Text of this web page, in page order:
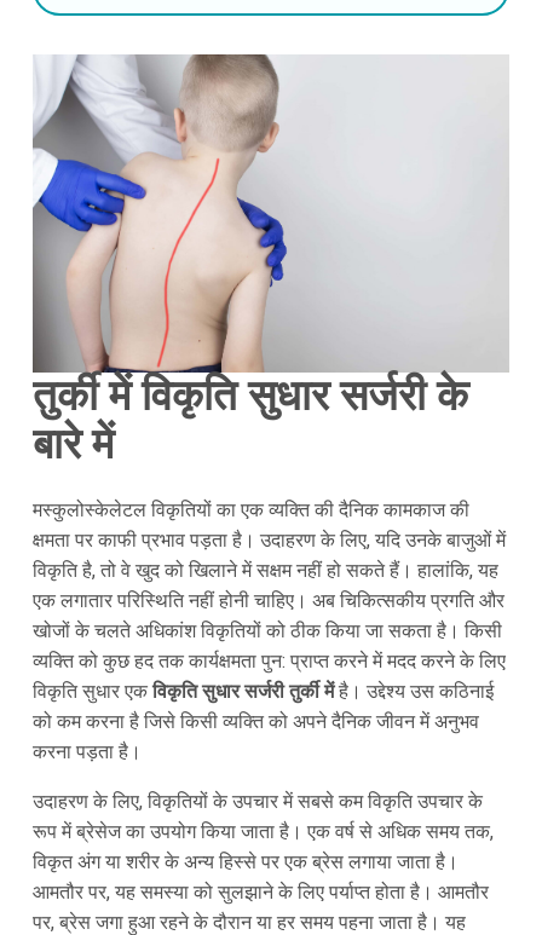
तुर्की में विकृति सुधार सर्जरी के
बारे में
मस्कुलोस्केलेटल विकृतियों का एक व्यक्ति की दैनिक कामकाज की
क्षमता पर काफी प्रभाव पड़ता है। उदाहरण के लिए, यदि उनके बाजुओं में
विकृति है, तो वे खुद को खिलाने में सक्षम नहीं हो सकते हैं। हालांकि, यह
एक लगातार परिस्थिति नहीं होनी चाहिए। अब चिकित्सकीय प्रगति और
खोजों के चलते अधिकांश विकृतियों को ठीक किया जा सकता है। किसी
व्यक्ति को कुछ हद तक कार्यक्षमता पुन: प्राप्त करने में मदद करने के लिए
विकृति सुधार एकविकृति सुधार सर्जरी तुर्की मेंहै। उद्देश्य उस कठिनाई
को कम करना है जिसे किसी व्यक्ति को अपने दैनिक जीवन में अनुभव
करना पड़ता है।
उदाहरण के लिए, विकृतियों के उपचार में सबसे कम विकृति उपचार के
रूप में ब्रेसेज का उपयोग किया जाता है। एक वर्ष से अधिक समय तक,
विकृत अंग या शरीर के अन्य हिस्से पर एक ब्रेस लगाया जाता है।
आमतौर पर, यह समस्या को सुलझाने के लिए पर्याप्त होता है। आमतौर
पर, ब्रेस जगा हुआ रहने के दौरान या हर समय पहना जाता है। यह